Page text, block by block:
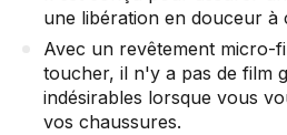
une libération en douceur à
Avec un revêtement micro-
toucher, il n'y a pas de film
indésirables lorsque vous
vos chaussures.